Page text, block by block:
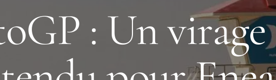
: Un virage